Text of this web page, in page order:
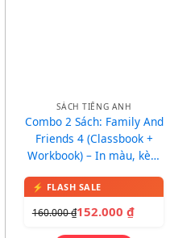
SÁCH TIẾNG ANH
Combo 2 Sách: Family And
Friends 4 (Classbook +
Workbook) – In màu, kèm
160.000₫152.000 ₫